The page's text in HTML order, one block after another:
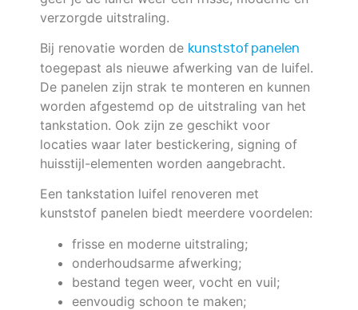
verzorgde uitstraling.
Bij renovatie worden de kunststof panelen
toegepast als nieuwe afwerking van de luifel.
De panelen zijn strak te monteren en kunnen
worden afgestemd op de uitstraling van het
tankstation. Ook zijn ze geschikt voor
locaties waar later bestickering, signing of
huisstijl-elementen worden aangebracht.
Een tankstation luifel renoveren met
kunststof panelen biedt meerdere voordelen:
frisse en moderne uitstraling;
onderhoudsarme afwerking;
bestand tegen weer, vocht en vuil;
eenvoudig schoon te maken;